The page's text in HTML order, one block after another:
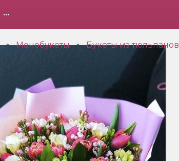
•••
» Монобукеты » Букеты из тюльпанов